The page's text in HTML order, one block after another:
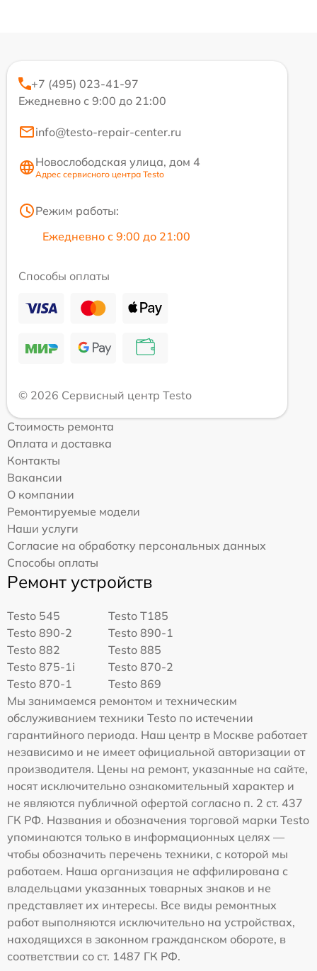
+7 (495) 023-41-97
Ежедневно с 9:00 до 21:00
info@testo-repair-center.ru
Новослободская улица, дом 4
Адрес сервисного центра Testo
Режим работы:
Ежедневно с 9:00 до 21:00
Способы оплаты
© 2026 Сервисный центр Testo
Стоимость ремонта
Оплата и доставка
Контакты
Вакансии
О компании
Ремонтируемые модели
Наши услуги
Согласие на обработку персональных данных
Способы оплаты
Ремонт устройств
Testo 545
Testo T185
Testo 890-2
Testo 890-1
Testo 882
Testo 885
Testo 875-1i
Testo 870-2
Testo 870-1
Testo 869
Мы занимаемся ремонтом и техническим
обслуживанием техники Testo по истечении
гарантийного периода. Наш центр в Москве работает
независимо и не имеет официальной авторизации от
производителя. Цены на ремонт, указанные на сайте,
носят исключительно ознакомительный характер и
не являются публичной офертой согласно п. 2 ст. 437
ГК РФ. Названия и обозначения торговой марки Testo
упоминаются только в информационных целях —
чтобы обозначить перечень техники, с которой мы
работаем. Наша организация не аффилирована с
владельцами указанных товарных знаков и не
представляет их интересы. Все виды ремонтных
работ выполняются исключительно на устройствах,
находящихся в законном гражданском обороте, в
соответствии со ст. 1487 ГК РФ.